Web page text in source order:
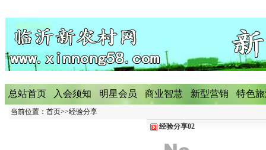
总站首页 入会须知 明星会员 商业智慧 新型营销 特色
当前位置： 首页>>经验分享
经验分享02